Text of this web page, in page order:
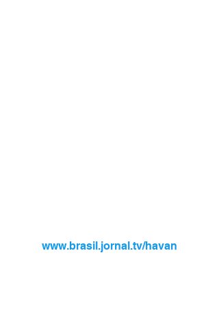
www.brasil.jornal.tv/havan